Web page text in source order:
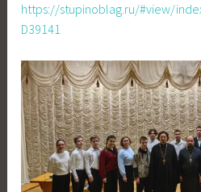
https://stupinoblag.ru/#view/
D39141